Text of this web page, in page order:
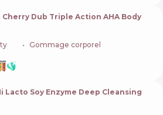
Cherry Dub Triple Action AHA Body
Gommage corporel
Lacto Soy Enzyme Deep Cleansing